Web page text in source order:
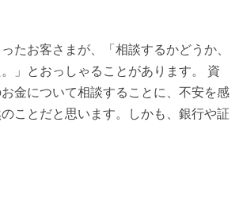
たお客さまが、「相談するかどうか、
」とおっしゃることがあります。 資
金について相談することに、不安を感
ことだと思います。しかも、銀行や証